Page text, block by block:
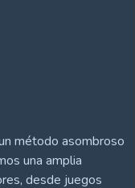
método asombroso
una amplia
desde juegos